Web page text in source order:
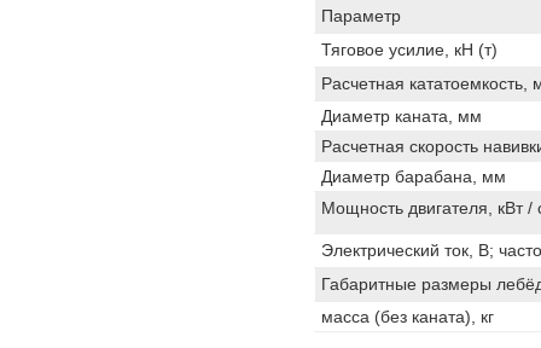
Параметр
Тяговое усилие, кН (т)
Расчетная кататоемкость,
Диаметр каната, мм
Расчетная скорость
Диаметр барабана, мм
Мощность двигателя, кВт
Электрический ток, В;
Габаритные размеры
масса (без каната), кг